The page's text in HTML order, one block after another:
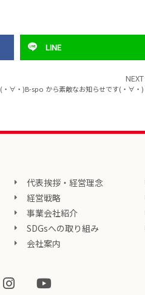
LINE
NEXT
(・∀・)B-spo から素敵なお知らせです(・∀・)
代表挨拶・経営理念
経営戦略
事業会社紹介
SDGsへの取り組み
会社案内